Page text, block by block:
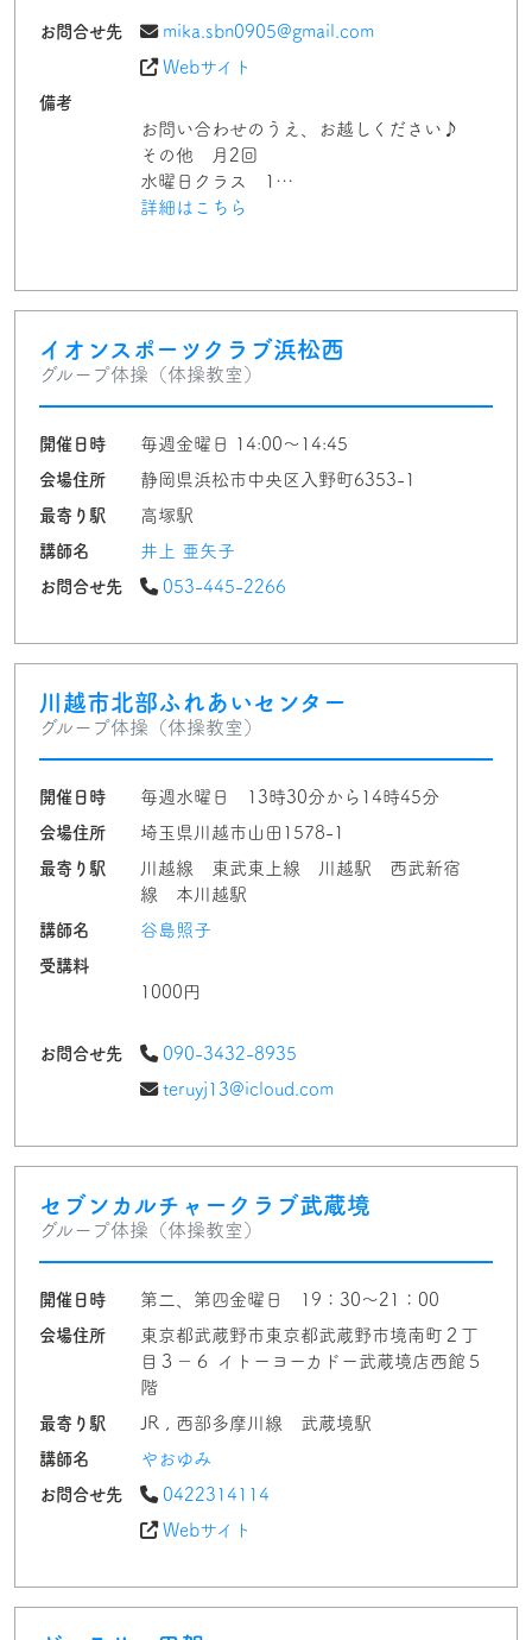
お問合せ先
mika.sbn0905@gmail.com
Webサイト
備考
お問い合わせのうえ、お越しください♪
その他 月2回
水曜日クラス 1…
詳細はこちら
イオンスポーツクラブ浜松西
グループ体操（体操教室）
開催日時
毎週金曜日 14:00〜14:45
会場住所
静岡県浜松市中央区入野町6353-1
最寄り駅
高塚駅
講師名
井上 亜矢子
お問合せ先
053-445-2266
川越市北部ふれあいセンター
グループ体操（体操教室）
開催日時
毎週水曜日 13時30分から14時45分
会場住所
埼玉県川越市山田1578-1
最寄り駅
川越線 東武東上線 川越駅 西武新宿
線 本川越駅
講師名
谷島照子
受講料
1000円
お問合せ先
090-3432-8935
teruyj13@icloud.com
セブンカルチャークラブ武蔵境
グループ体操（体操教室）
開催日時
第二、第四金曜日 19：30～21：00
会場住所
東京都武蔵野市東京都武蔵野市境南町２丁
目３−６ イトーヨーカドー武蔵境店西館５
階
最寄り駅
JR , 西部多摩川線 武蔵境駅
講師名
やおゆみ
お問合せ先
0422314114
Webサイト